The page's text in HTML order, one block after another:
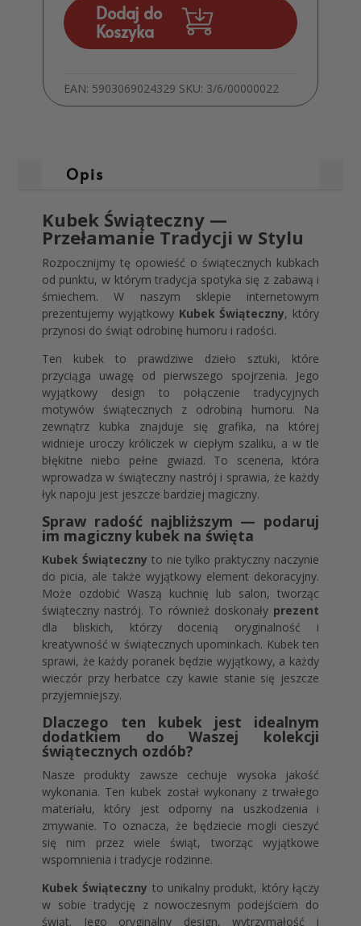
Narodzenie
króliczkiem
Dodaj do
Koszyka
EAN: 5903069024329 SKU: 3/6/00000022
Opis
Kubek Świąteczny —
Przełamanie Tradycji w Stylu
Rozpocznijmy tę opowieść o świątecznych kubkach
od punktu, w którym tradycja spotyka się z zabawą i
śmiechem. W naszym sklepie internetowym
prezentujemy wyjątkowy Kubek Świąteczny, który
przynosi do świąt odrobinę humoru i radości.
Ten kubek to prawdziwe dzieło sztuki, które
przyciąga uwagę od pierwszego spojrzenia. Jego
wyjątkowy design to połączenie tradycyjnych
motywów świątecznych z odrobiną humoru. Na
zewnątrz kubka znajduje się grafika, na której
widnieje uroczy króliczek w ciepłym szaliku, a w tle
błękitne niebo pełne gwiazd. To sceneria, która
wprowadza w świąteczny nastrój i sprawia, że każdy
łyk napoju jest jeszcze bardziej magiczny.
Spraw radość najbliższym — podaruj
im magiczny kubek na święta
Kubek Świąteczny to nie tylko praktyczny naczynie
do picia, ale także wyjątkowy element dekoracyjny.
Może ozdobić Waszą kuchnię lub salon, tworząc
świąteczny nastrój. To również doskonały prezent
dla bliskich, którzy docenią oryginalność i
kreatywność w świątecznych upominkach. Kubek ten
sprawi, że każdy poranek będzie wyjątkowy, a każdy
wieczór przy herbatce czy kawie stanie się jeszcze
przyjemniejszy.
Dlaczego ten kubek jest idealnym
dodatkiem do Waszej kolekcji
świątecznych ozdób?
Nasze produkty zawsze cechuje wysoka jakość
wykonania. Ten kubek został wykonany z trwałego
materiału, który jest odporny na uszkodzenia i
zmywanie. To oznacza, że będziecie mogli cieszyć
się nim przez wiele świąt, tworząc wyjątkowe
wspomnienia i tradycje rodzinne.
Kubek Świąteczny to unikalny produkt, który łączy
w sobie tradycję z nowoczesnym podejściem do
świąt. Jego oryginalny design, wytrzymałość i